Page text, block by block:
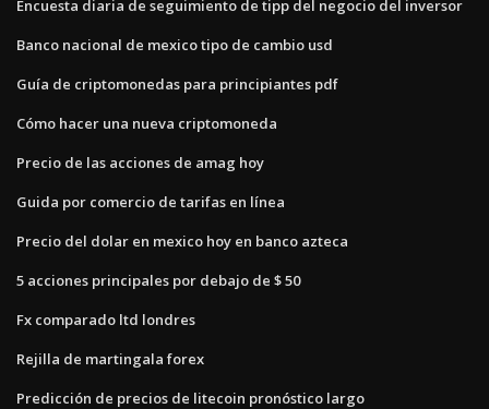
Encuesta diaria de seguimiento de tipp del negocio del inversor
Banco nacional de mexico tipo de cambio usd
Guía de criptomonedas para principiantes pdf
Cómo hacer una nueva criptomoneda
Precio de las acciones de amag hoy
Guida por comercio de tarifas en línea
Precio del dolar en mexico hoy en banco azteca
5 acciones principales por debajo de $ 50
Fx comparado ltd londres
Rejilla de martingala forex
Predicción de precios de litecoin pronóstico largo